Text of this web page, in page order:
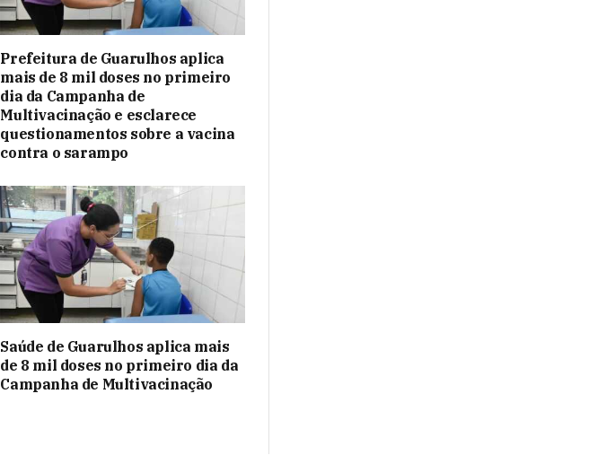
Prefeitura de Guarulhos aplica
mais de 8 mil doses no primeiro
dia da Campanha de
Multivacinação e esclarece
questionamentos sobre a vacina
contra o sarampo
Saúde de Guarulhos aplica mais
de 8 mil doses no primeiro dia da
Campanha de Multivacinação